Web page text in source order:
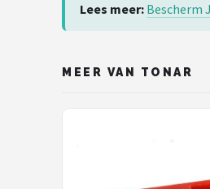
Lees meer: Bescherm
MEER VAN TONAR